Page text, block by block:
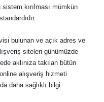
kırılması mümkün
bulunan ve açık adres ve
siteleri günümüzde
aklınıza takılan bütün
alışveriş hizmeti
daha sağlıklı bilgi